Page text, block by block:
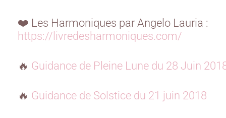
❤️ Les Harmoniques par Angelo Lauria :
https://livredesharmoniques.com/
🔥 Guidance de Pleine Lune du 28 Juin
🔥 Guidance de Solstice du 21 juin 2018